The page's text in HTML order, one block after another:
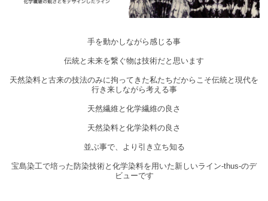
手を動かしながら感じる事
伝統と未来を繋ぐ物は技術だと思います
天然染料と古来の技法のみに拘ってきた私たちだからこそ伝統と現代を
行き来しながら考える事
天然繊維と化学繊維の良さ
天然染料と化学染料の良さ
並ぶ事で、より引き立ち知る
宝島染工で培った防染技術と化学染料を用いた新しいライン-thus-のデ
ビューです